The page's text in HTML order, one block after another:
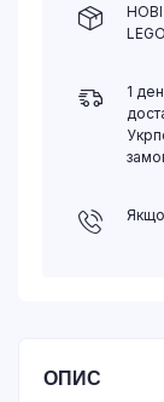
НОВІ
1
ОПИС